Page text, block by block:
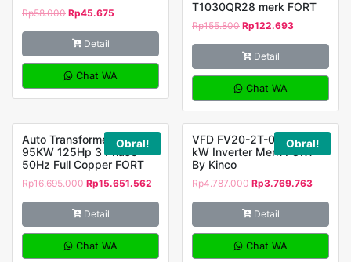
Rp58.000 Rp45.675
Detail
Chat WA
T1030QR28 merk FORT
Rp155.800 Rp122.693
Detail
Chat WA
Obral!
Auto Transformer MH-
95KW 125Hp 3 Phase
50Hz Full Copper FORT
Rp16.695.000 Rp15.651.562
Detail
Chat WA
Obral!
VFD FV20-2T-0022G 2,2
kW Inverter Merk FORT
By Kinco
Rp4.787.000 Rp3.769.763
Detail
Chat WA